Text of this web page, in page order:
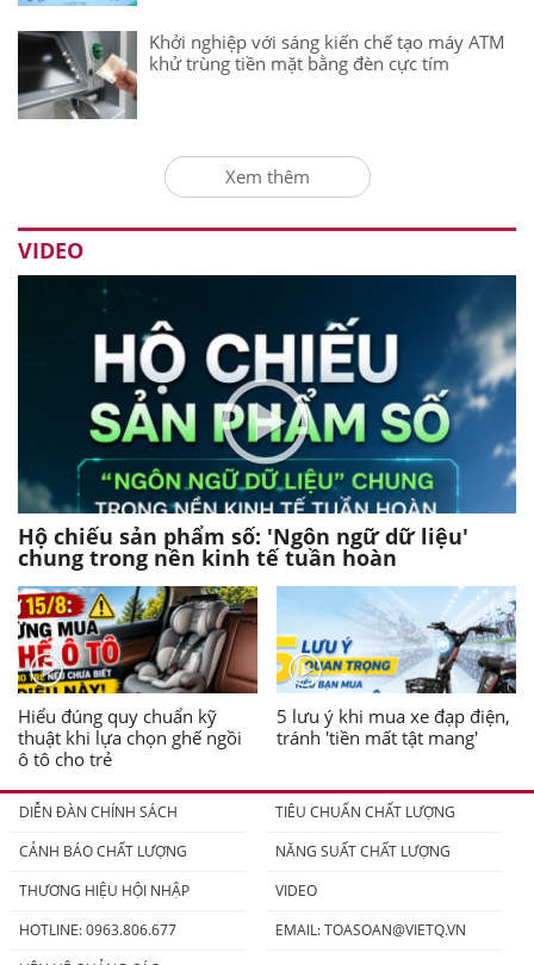
Khởi nghiệp với sáng kiến chế tạo máy ATM
khử trùng tiền mặt bằng đèn cực tím
Xem thêm
VIDEO
Hộ chiếu sản phẩm số: 'Ngôn ngữ dữ liệu'
chung trong nền kinh tế tuần hoàn
Hiểu đúng quy chuẩn kỹ
thuật khi lựa chọn ghế ngồi
ô tô cho trẻ
5 lưu ý khi mua xe đạp điện,
tránh 'tiền mất tật mang'
DIỄN ĐÀN CHÍNH SÁCH
TIÊU CHUẨN CHẤT LƯỢNG
CẢNH BÁO CHẤT LƯỢNG
NĂNG SUẤT CHẤT LƯỢNG
THƯƠNG HIỆU HỘI NHẬP
VIDEO
HOTLINE: 0963.806.677
EMAIL:TOASOAN@VIETQ.VN